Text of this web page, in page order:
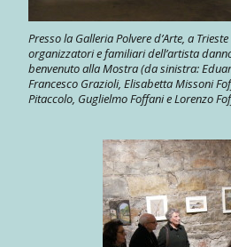
Presso la Galleria Polvere d’Arte, a Trieste
organizzatori e familiari dell’artista
benvenuto alla Mostra (da sinistra:
Francesco Grazioli, Elisabetta Missoni
Pitaccolo, Guglielmo Foffani e Lorenzo